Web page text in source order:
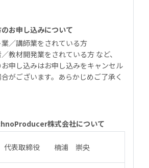
お申し込みについて
業／講師業をされている方
教材開発業をされている方 など、
申し込みはお申し込みをキャンセル
がございます。あらかじめご了承く
株式会社について
代表取締役 楠浦 崇央